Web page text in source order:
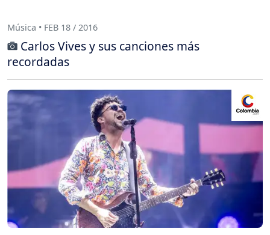
Música • FEB 18 / 2016
Carlos Vives y sus canciones más
recordadas